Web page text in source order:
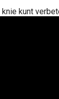
kunt